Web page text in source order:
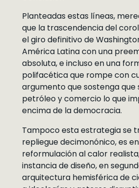
Planteadas estas líneas,
que la trascendencia del
el giro definitivo de
América Latina con una
absoluta, e incluso en una
polifacética que rompe con
argumento que sostenga que
petróleo y comercio lo que
encima de la democracia.
Tampoco esta estrategia se
repliegue decimonónico, es
reformulación al calor
instancia de diseño, en
arquitectura hemisférica de